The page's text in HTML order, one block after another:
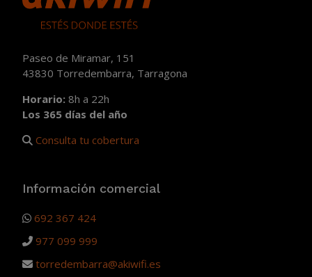
Paseo de Miramar, 151
43830 Torredembarra, Tarragona
Horario: 8h a 22h
Los 365 días del año
Consulta tu cobertura
Información comercial
692 367 424
977 099 999
torredembarra@akiwifi.es